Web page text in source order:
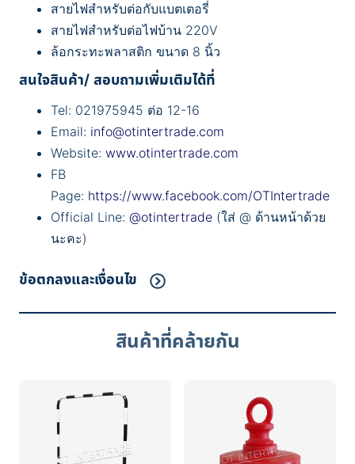
สายไฟสำหรับต่อกับแบตเตอรี่
สายไฟสำหรับต่อไฟบ้าน 220V
ล้อกระทะพลาสติก ขนาด 8 นิ้ว
สนใจสินค้า/ สอบถามเพิ่มเติมได้ที่
Tel: 021975945 ต่อ 12-16
Email: info@otintertrade.com
Website: www.otintertrade.com
FB
Page: https://www.facebook.com/OTIntertrade
Official Line: @otintertrade (ใส่ @ ด้านหน้าด้วย
นะคะ)
ข้อตกลงและเงื่อนไข
สินค้าที่คล้ายกัน